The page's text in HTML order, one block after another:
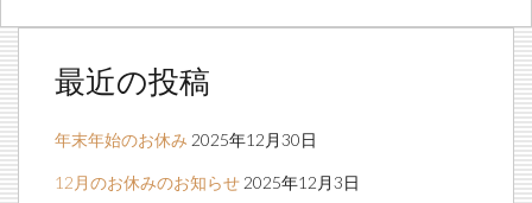
最近の投稿
年末年始のお休み 2025年12月30日
12月のお休みのお知らせ 2025年12月3日